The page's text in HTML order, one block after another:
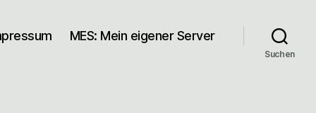
MES: Mein eigener Server
Suchen